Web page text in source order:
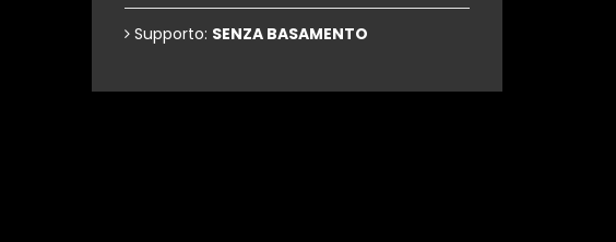
Supporto: SENZA BASAMENTO